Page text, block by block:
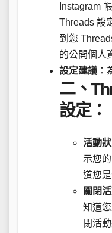
Instagram
Threads 設
到您
的公開個人
設定建議 ：
二、
設定：
活動
示您
道您
關閉
知道
閉活